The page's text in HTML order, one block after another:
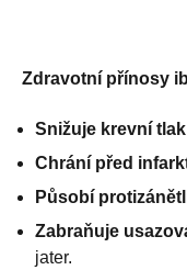
Zdravotní přínosy
Snižuje krevní tlak
Chrání před
Působí
Zabraňuje
jater.